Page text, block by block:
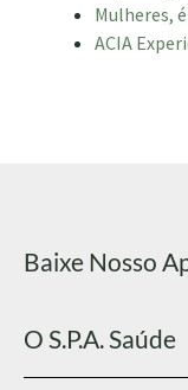
Mulheres,
ACIA
Baixe Nosso
O S.P.A. Saúde